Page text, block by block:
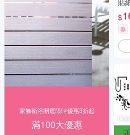
家飾衛浴開運限時優惠3折起
滿100大優惠
貼
壁
$
券